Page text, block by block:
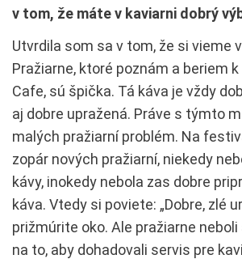
v tom, že máte v kaviarni dobrý
Utvrdila som sa v tom, že si vieme
Pražiarne, ktoré poznám a beriem
Cafe, sú špička. Tá káva je vždy
aj dobre upražená. Práve s týmto
malých pražiarní problém. Na
zopár nových pražiarní, niekedy
kávy, inokedy nebola zas dobre
káva. Vtedy si poviete: „Dobre, zlé
prižmúrite oko. Ale pražiarne neboli
na to, aby dohadovali servis pre